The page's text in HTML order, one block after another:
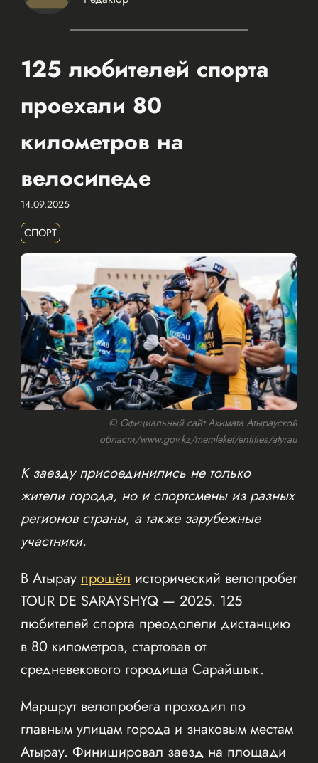
125 любителей спорта
проехали 80
километров на
велосипеде
14.09.2025
СПОРТ
© Официальный сайт Акимата Атырауской
области/www.gov.kz/memleket/entities/atyrau
К заезду присоединились не только
жители города, но и спортсмены из разных
регионов страны, а также зарубежные
участники.
В Атырау прошёл исторический велопробег
TOUR DE SARAYSHYQ — 2025. 125
любителей спорта преодолели дистанцию
в 80 километров, стартовав от
средневекового городища Сарайшык.
Маршрут велопробега проходил по
главным улицам города и знаковым местам
Атырау. Финишировал заезд на площади